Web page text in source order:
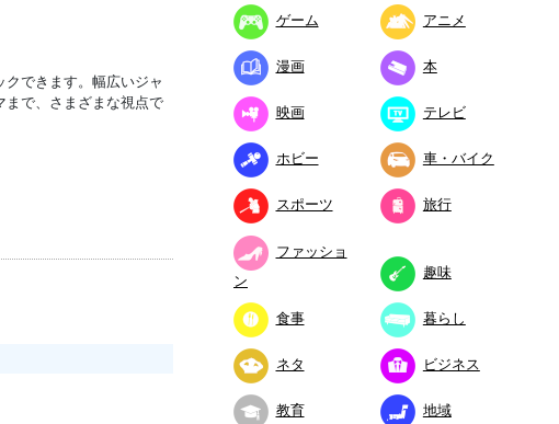
できます。幅広いジャ
まで、さまざまな視点で
ゲーム アニメ
漫画 本
映画 テレビ
ホビー 車・バイク
スポーツ 旅行
ファッショ
ン
趣味
食事 暮らし
ネタ ビジネス
教育 地域